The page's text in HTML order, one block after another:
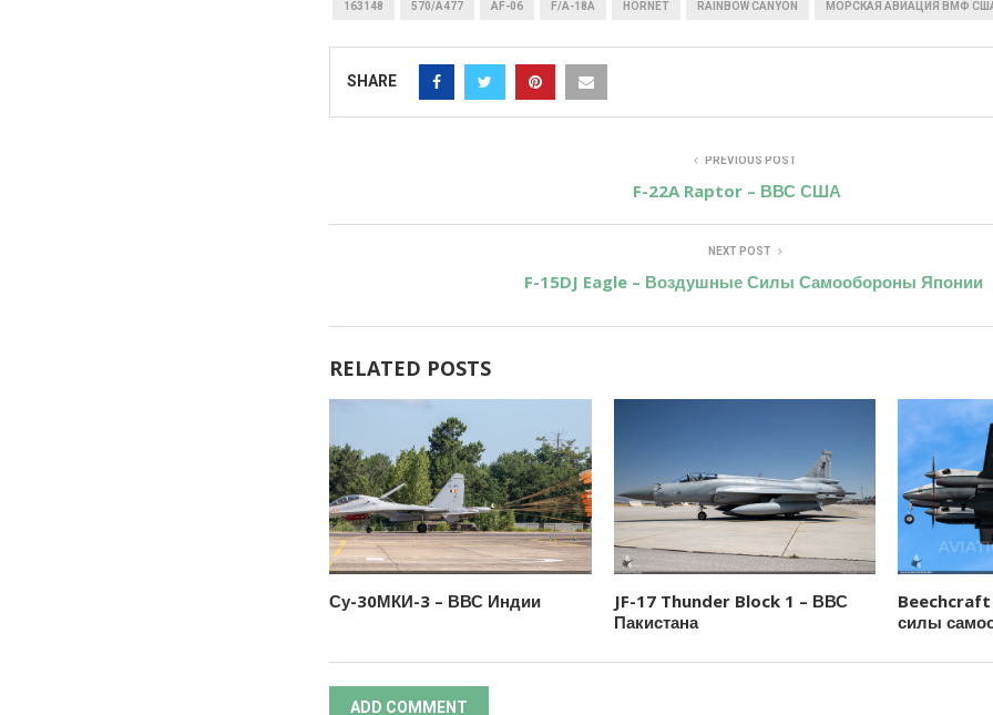
163148 570/A477 AF-06 F/A-18A HORNET RAINBOW CANYON МОРСКАЯ АВИАЦИЯ ВМФ
SHARE
PREVIOUS POST
F-22A Raptor – ВВС США
NEXT POST
F-15DJ Eagle – Воздушные Силы Самообороны Японии
RELATED POSTS
Су-30МКИ-3 – ВВС Индии
JF-17 Thunder Block 1 – ВВС
Пакистана
Beechcraft
силы
ADD COMMENT